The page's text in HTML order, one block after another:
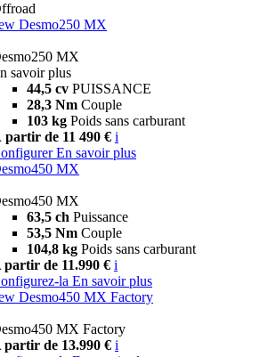
Desmo250 MX
MX
savoir plus
44,5 cv PUISSANCE
28,3 Nm Couple
103 kg Poids sans carburant
partir de 11 490 € i
En savoir plus
MX
MX
63,5 ch Puissance
53,5 Nm Couple
104,8 kg Poids sans carburant
partir de 11.990 € i
la En savoir plus
Desmo450 MX Factory
MX Factory
partir de 13.990 € i